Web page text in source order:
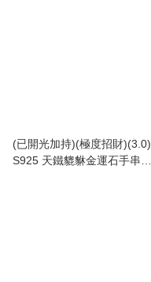
(已開光加持)(極度招財)(3.0)
S925 天鐵貔貅金運石手串